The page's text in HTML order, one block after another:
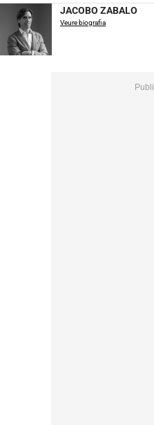
JACOBO ZABALO
Veure biografia